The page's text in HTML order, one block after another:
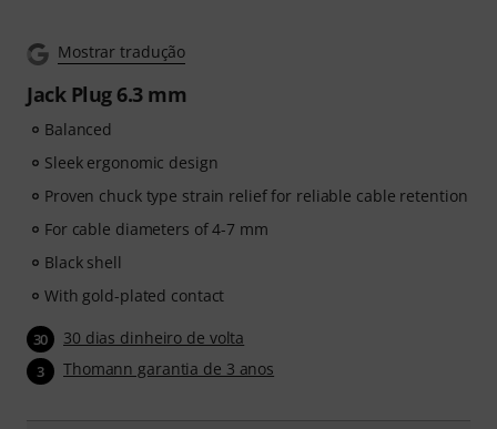
Mostrar tradução
Jack Plug 6.3 mm
Balanced
Sleek ergonomic design
Proven chuck type strain relief for reliable cable retention
For cable diameters of 4-7 mm
Black shell
With gold-plated contact
30 30 dias dinheiro de volta
3 Thomann garantia de 3 anos